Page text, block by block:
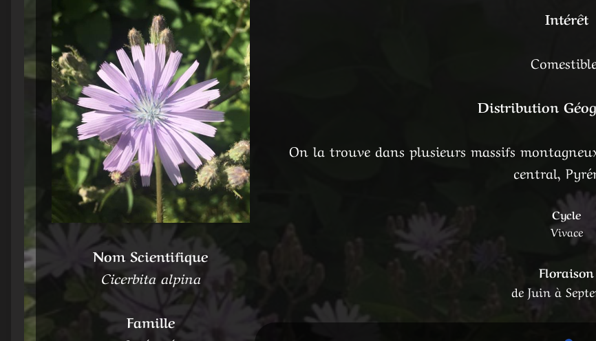
Nom Scientifique
Cicerbita alpina
Famille
Intérêt
Distribution
On la trouve dans plusieurs massifs
central,
Cycle
Vivace
Floraison
de Juin à